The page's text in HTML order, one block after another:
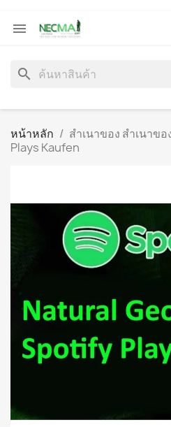

search
หน้าหลัก
สำเนาของ สำเนาข
Plays Kaufen